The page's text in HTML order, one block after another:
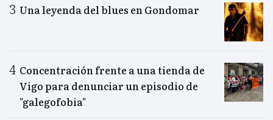
Una leyenda del blues en Gondomar
Concentración frente a una tienda de
Vigo para denunciar un episodio de
"galegofobia"